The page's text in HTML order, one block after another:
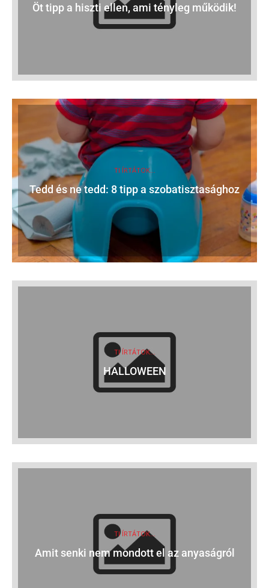
Öt tipp a hiszti ellen, ami tényleg működik!
TI ÍRTÁTOK...
Tedd és ne tedd: 8 tipp a szobatisztasághoz
TI ÍRTÁTOK...
HALLOWEEN
TI ÍRTÁTOK...
Amit senki nem mondott el az anyaságról